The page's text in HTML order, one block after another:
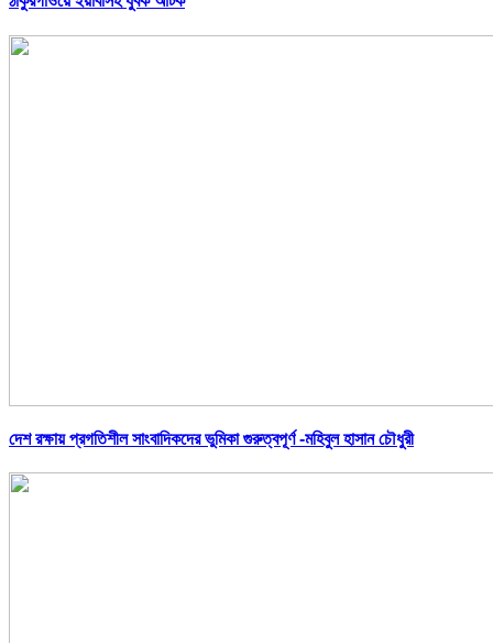
দেশ রক্ষায় প্রগতিশীল সাংবাদিকদের ভুমিকা গুরুত্বপূর্ণ -মহিবুল হাসান চৌধুরী